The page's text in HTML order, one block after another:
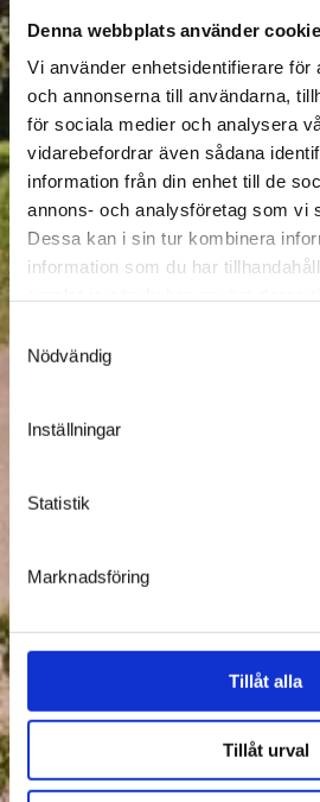
Denna webbplats använder
Vi använder enhetsidentifierare för
och annonserna till användarna,
för sociala medier och analysera
vidarebefordrar även sådana
information från din enhet till de
annons- och analysföretag som vi
Dessa kan i sin tur kombinera
information som du har
Nödvändig
Inställningar
Statistik
Marknadsföring
Tillåt alla
Tillåt urval